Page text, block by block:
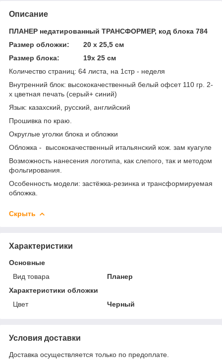
Описание
ПЛАНЕР недатированный ТРАНСФОРМЕР, код блока 784
Размер обложки: 20 х 25,5 см
Размер блока: 19х 25 см
Количество страниц: 64 листа, на 1стр - неделя
Внутренний блок: высококачественный белый офсет 110 гр. 2-
х цветная печать (серый+ синий)
Язык: казахский, русский, английский
Прошивка по краю.
Округлые уголки блока и обложки
Обложка - высококачественный итальянский кож. зам куагуле
Возможность нанесения логотипа, как слепого, так и методом
фольгирования.
Особенность модели: застёжка-резинка и трансформируемая
обложка.
Скрыть
Характеристики
Основные
Вид товара
Планер
Характеристики обложки
Цвет
Черный
Условия доставки
Доставка осуществляется только по предоплате.